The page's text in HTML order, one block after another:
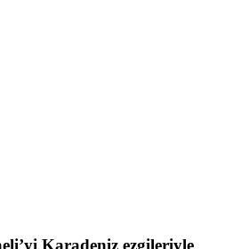
Karadeniz ezgileriyle